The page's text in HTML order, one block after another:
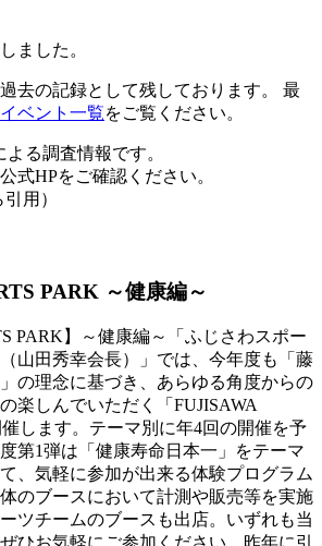
ました。
去の記録として残しております。 最
イベント一覧をご覧ください。
よる調査情報です。
式HPをご確認ください。
用）
PARK ～健康編～
PARK】～健康編～「ふじさわスポー
山田秀幸会長）」では、今年度も「藤
の理念に基づき、あらゆる角度からの
楽しんでいただく「FUJISAWA
催します。テーマ別に年4回の開催を予
第1弾は「健康寿命日本一」をテーマ
、気軽に参加が出来る体験プログラム
のブースにおいて計測や販売等を実施
ツチームのブースも出店。いずれも当